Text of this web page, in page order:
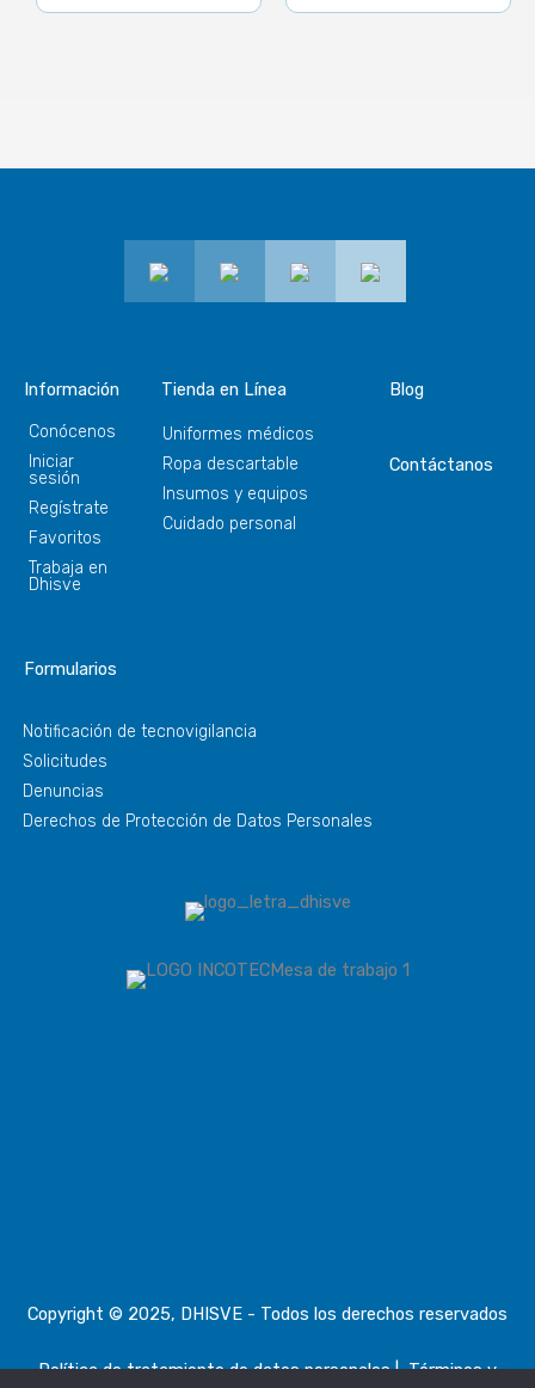
Información
Conócenos
Iniciar
sesión
Regístrate
Favoritos
Trabaja en
Dhisve
Tienda en Línea
Uniformes médicos
Ropa descartable
Insumos y equipos
Cuidado personal
Blog
Contáctanos
Formularios
Notificación de tecnovigilancia
Solicitudes
Denuncias
Derechos de Protección de Datos Personales
Copyright © 2025, DHISVE - Todos los derechos reservados
Política de tratamiento de datos personales|Términos y